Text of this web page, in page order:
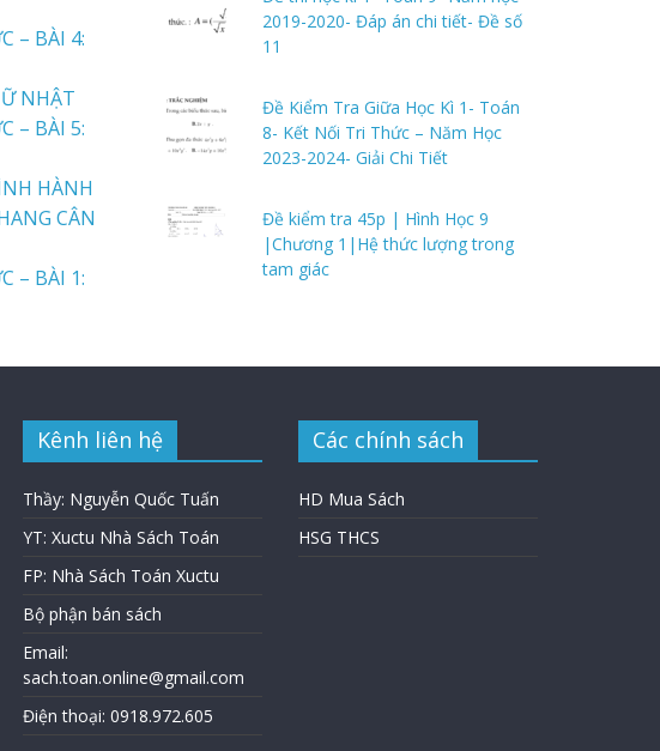
– BÀI 4:
NHẬT
– BÀI 5:
HÀNH
CÂN
– BÀI 1:
2019-2020- Đáp án chi tiết- Đề số
11
Đề Kiểm Tra Giữa Học Kì 1- Toán
8- Kết Nối Tri Thức – Năm Học
2023-2024- Giải Chi Tiết
Đề kiểm tra 45p | Hình Học 9
|Chương 1|Hệ thức lượng trong
tam giác
Kênh liên hệ
Thầy: Nguyễn Quốc Tuấn
YT: Xuctu Nhà Sách Toán
FP: Nhà Sách Toán Xuctu
Bộ phận bán sách
Email:
sach.toan.online@gmail.com
Điện thoại: 0918.972.605
Các chính sách
HD Mua Sách
HSG THCS